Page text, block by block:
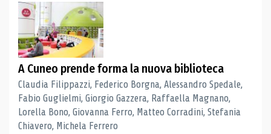
A Cuneo prende forma la nuova biblioteca
Claudia Filippazzi, Federico Borgna, Alessandro Spedale,
Fabio Guglielmi, Giorgio Gazzera, Raffaella Magnano,
Lorella Bono, Giovanna Ferro, Matteo Corradini, Stefania
Chiavero, Michela Ferrero